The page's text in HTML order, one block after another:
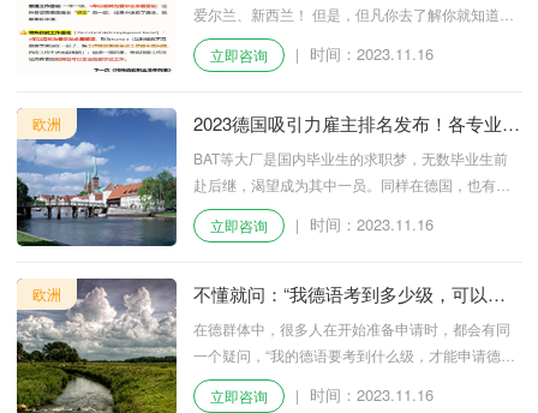
爱尔兰、新西兰！ 但是，但凡你去了解你就知道，
澳洲、美国、新西兰要留下的概率微乎及微！正儿
八经，可以真正实现留学移民的只有加拿大和爱尔
爱尔兰绝对是你的不二选择！
立即咨询 | 时间：2023.11.16
欧洲
2023德国吸引力雇主排名发布！各专业上
榜企业有哪些？
BAT等大厂是国内毕业生的求职梦，无数毕业生前
赴后继，渴望成为其中一员。同样在德国，也有这
样一些雇主广受毕业生欢迎。
立即咨询 | 时间：2023.11.16
欧洲
不懂就问：“我德语考到多少级，可以申
请德国留学？”
在德群体中，很多人在开始准备申请时，都会有同
一个疑问，“我的德语要考到什么级，才能申请德国
留学?”
立即咨询 | 时间：2023.11.16